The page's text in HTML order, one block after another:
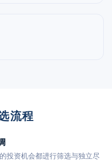
流程
投资机会都进行筛选与独立尽